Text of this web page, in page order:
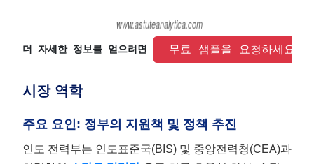
더 자세한 정보를 얻으려면 무료 샘플을 요청하세요
시장 역학
주요 요인: 정부의 지원책 및 정책 추진
인도 전력부는 인도표준국(BIS) 및 중앙전력청(CEA)과